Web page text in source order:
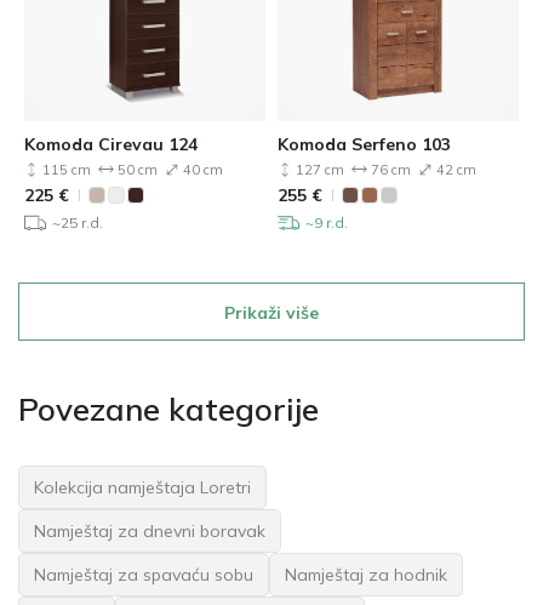
Komoda Cirevau 124
115 cm 50 cm 40 cm
225 €
~25 r.d.
Komoda Serfeno 103
127 cm 76 cm 42 cm
255 €
~9 r.d.
Prikaži više
Povezane kategorije
Kolekcija namještaja Loretri
Namještaj za dnevni boravak
Namještaj za spavaću sobu
Namještaj za hodnik